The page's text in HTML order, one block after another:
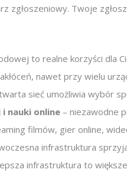
zgłoszeniowy. Twoje
to realne korzyści dla
nawet przy wielu
sieć umożliwia wybór
nauki online – niezawodne
filmów, gier online,
infrastruktura
infrastruktura to